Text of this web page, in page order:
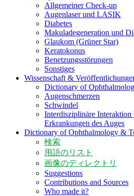
Allgemeiner Check-up
Augenlaser und LASIK
Diabetes
Makuladegeneration und
Glaukom (Grüner Star)
Keratokonus
Benetzungsstörungen
Sonstiges
Wissenschaft &
Dictionary of
Augenschmerzen
Schwindel
Interdisziplinäre Interaktion
Erkrankungen des Auges
Dictionary of Ophthalmology &
検索
用語のリスト
画像のディレクトリ
Suggestions
Contributions and Sources
Who made it?